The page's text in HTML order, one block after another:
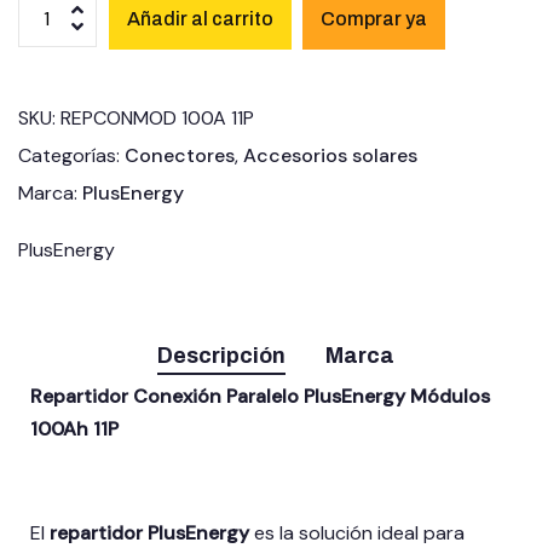
Añadir al carrito
SKU: REPCONMOD 100A 11P
Categorías: Conectores,Accesorios solares
Marca: PlusEnergy
PlusEnergy
Descripción Marca
Repartidor Conexión Paralelo PlusEnergy Módulos
100Ah 11P
El repartidor PlusEnergyes la solución ideal para